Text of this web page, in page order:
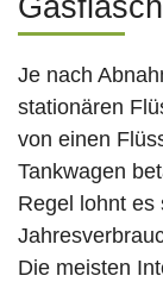
Je nach
stationären
von einen
Tankwagen
Regel lohnt es
Die meisten